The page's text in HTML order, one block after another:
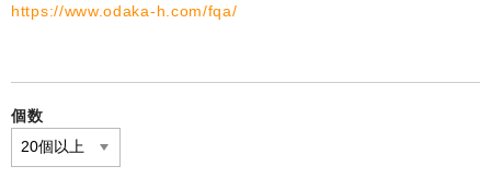
目覚まし時計(集合)
温湿度計付目覚まし時計
https://www.odaka-h.com/fqa/
個数